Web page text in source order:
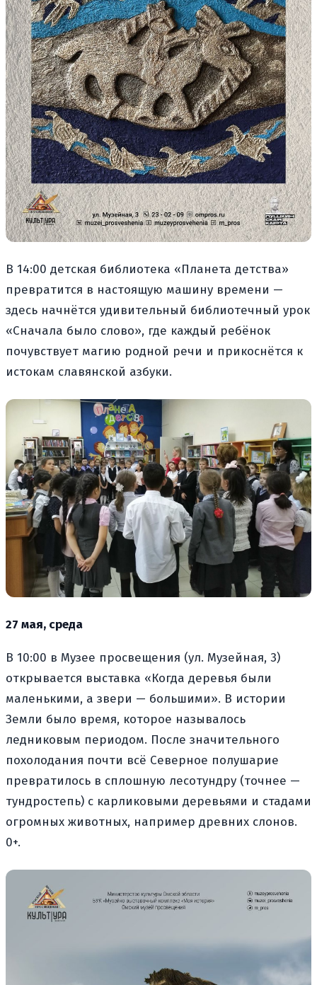
В 14:00 детская библиотека «Планета детства»
превратится в настоящую машину времени —
здесь начнётся удивительный библиотечный урок
«Сначала было слово», где каждый ребёнок
почувствует магию родной речи и прикоснётся к
истокам славянской азбуки.
27 мая, среда
В 10:00 в Музее просвещения (ул. Музейная, 3)
открывается выставка «Когда деревья были
маленькими, а звери — большими». В истории
Земли было время, которое называлось
ледниковым периодом. После значительного
похолодания почти всё Северное полушарие
превратилось в сплошную лесотундру (точнее —
тундростепь) с карликовыми деревьями и стадами
огромных животных, например древних слонов.
0+.